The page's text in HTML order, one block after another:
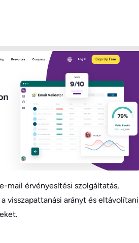
mail érvényesítési szolgáltatás,
visszapattanási arányt és eltávolítani